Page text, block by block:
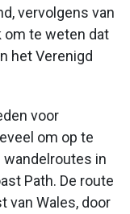
vervolgens van
om te weten dat
het Verenigd
voor
om op te
wandelroutes in
Path. De route
van Wales, door